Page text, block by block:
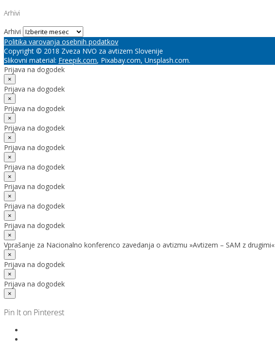
Arhivi
Arhivi
Politika varovanja osebnih podatkov
Copyright © 2018 Zveza NVO za avtizem Slovenije
Slikovni material: Freepik.com, Pixabay.com, Unsplash.com.
Prijava na dogodek
×
Prijava na dogodek
×
Prijava na dogodek
×
Prijava na dogodek
×
Prijava na dogodek
×
Prijava na dogodek
×
Prijava na dogodek
×
Prijava na dogodek
×
Prijava na dogodek
×
Vprašanje za Nacionalno konferenco zavedanja o avtizmu »Avtizem – SAM z drugimi«
×
Prijava na dogodek
×
Prijava na dogodek
×
Pin It on Pinterest